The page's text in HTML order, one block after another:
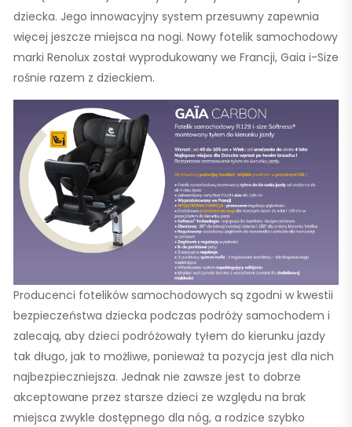
dziecka. Jego innowacyjny system przesuwny zapewnia
więcej jeszcze miejsca na nogi. Nowy fotelik samochodowy
marki Renolux został wyprodukowany we Francji, Gaia i-Size
rośnie razem z dzieckiem.
Producenci fotelików samochodowych są zgodni w kwestii
bezpieczeństwa dziecka podczas podróży samochodem i
zalecają, aby dzieci podróżowały tyłem do kierunku jazdy
tak długo, jak to możliwe, ponieważ ta pozycja jest dla nich
najbezpieczniejsza. Jednak nie zawsze jest to dobrze
akceptowane przez starsze dzieci ze względu na brak
miejsca zwykle dostępnego dla nóg, a rodzice szybko